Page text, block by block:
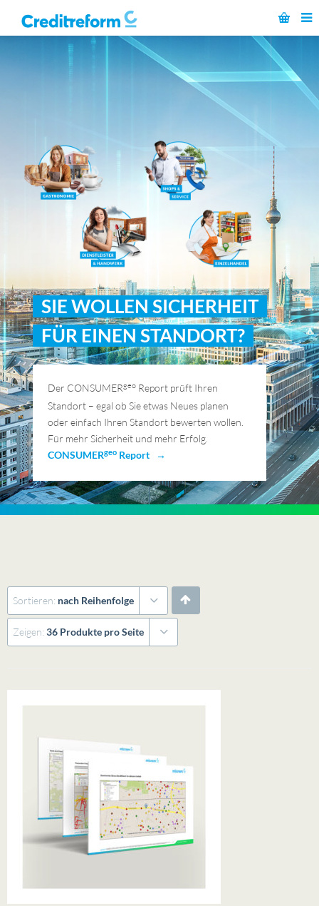
Der CONSUMERgeo Report prüft Ihren
Standort – egal ob Sie etwas Neues planen
oder einfach Ihren Standort bewerten wollen.
Für mehr Sicherheit und mehr Erfolg.
CONSUMERgeo Report →
FÜR EINEN STANDORT?
SIE WOLLEN SICHERHEIT
Sortieren: nach Reihenfolge
Zeigen: 36 Produkte pro Seite